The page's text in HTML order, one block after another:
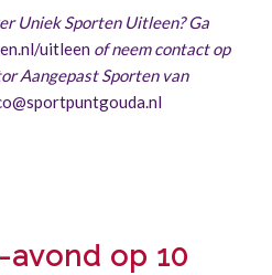
Uniek Sporten Uitleen? Ga
uitleen of neem contact op
Aangepast Sporten van
avond op 10